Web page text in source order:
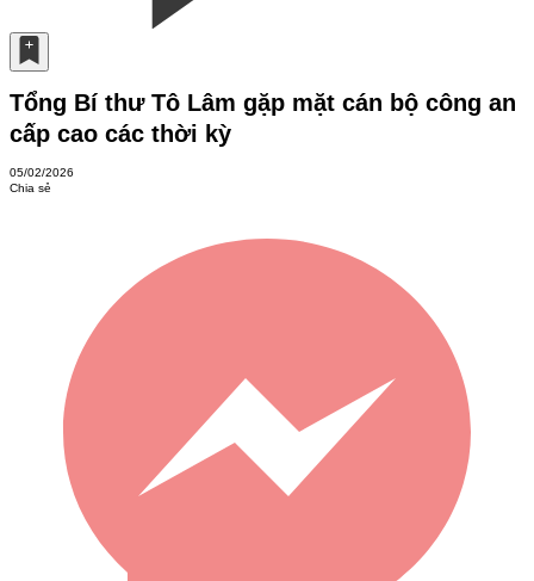
Tổng Bí thư Tô Lâm gặp mặt cán bộ công an
cấp cao các thời kỳ
05/02/2026
Chia sẻ